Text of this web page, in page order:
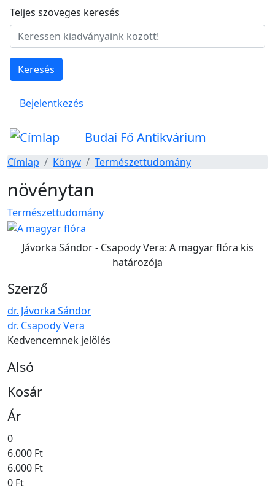
Ugrás a tartalomra
Teljes szöveges keresés
Keresés
Felhasználói fiók menüje
Bejelentkezés
Budai Fő Antikvárium
Címlap Könyv Természettudomány
növénytan
Természettudomány
Jávorka Sándor - Csapody Vera: A magyar flóra kis
határozója
Szerző
dr. Jávorka Sándor
dr. Csapody Vera
Kedvencemnek jelölés
Alsó
Kosár
Ár
0
6.000 Ft
6.000 Ft
0 Ft